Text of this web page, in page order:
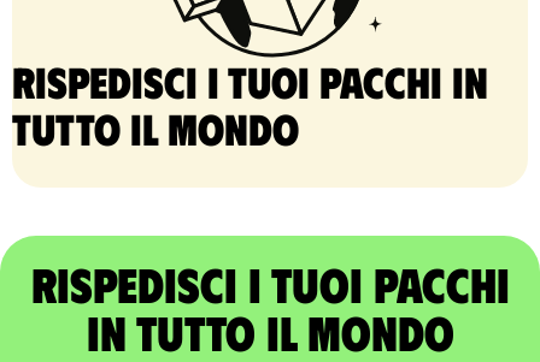
Rispedisci i tuoi pacchi in
tutto il mondo
Rispedisci i tuoi pacchi
in tutto il mondo